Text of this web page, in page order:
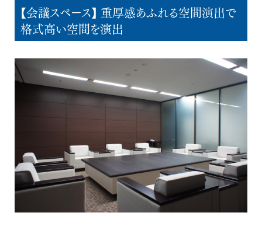
【会議スペース】 重厚感あふれる空間演出で
格式高い空間を演出